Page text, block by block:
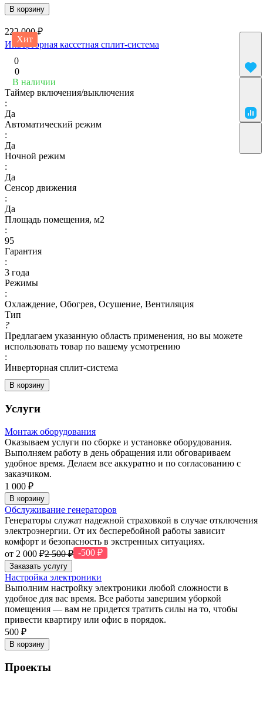
В корзину
Хит
222 000 ₽
Инверторная кассетная сплит-система
0
0
В наличии
В корзину
Таймер включения/выключения
:
Да
Автоматический режим
:
Да
Ночной режим
:
Да
Сенсор движения
:
Да
Площадь помещения, м2
:
95
Гарантия
:
3 года
Режимы
:
Охлаждение, Обогрев, Осушение, Вентиляция
Тип
?
Предлагаем указанную область применения, но вы можете
использовать товар по вашему усмотрению
:
Инверторная сплит-система
Услуги
Монтаж оборудования
Оказываем услуги по сборке и установке оборудования.
Выполняем работу в день обращения или обговариваем
удобное время. Делаем все аккуратно и по согласованию с
заказчиком.
1 000 ₽
В корзину
Обслуживание генераторов
Генераторы служат надежной страховкой в случае отключения
электроэнергии. От их бесперебойной работы зависит
комфорт и безопасность в экстренных ситуациях.
от 2 000 ₽2 500 ₽ -500 ₽
Заказать услугу
Настройка электроники
Выполним настройку электроники любой сложности в
удобное для вас время. Все работы завершим уборкой
помещения — вам не придется тратить силы на то, чтобы
привести квартиру или офис в порядок.
500 ₽
В корзину
Проекты